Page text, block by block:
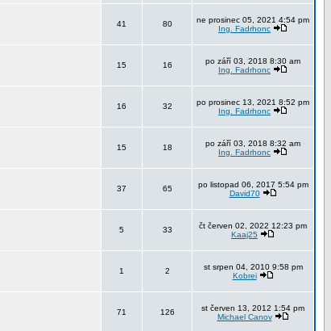
41 80
ne prosinec 05, 2021 4:54 pm
Ing. Fadrhonc
15 16
po září 03, 2018 8:30 am
Ing. Fadrhonc
16 32
po prosinec 13, 2021 8:52 pm
Ing. Fadrhonc
15 18
po září 03, 2018 8:32 am
Ing. Fadrhonc
37 65
po listopad 06, 2017 5:54 pm
David70
5 33
čt červen 02, 2022 12:23 pm
Kaaj25
1 2
st srpen 04, 2010 9:58 pm
Kobrei
71 126
st červen 13, 2012 1:54 pm
Michael Canov